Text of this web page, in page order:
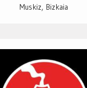
Muskiz, Bizkaia